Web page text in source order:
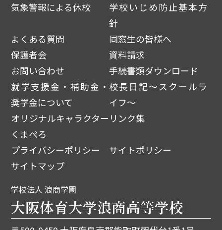
気象警報による休校
学校いじめ防止基本方
針
よくある質問
同窓生の皆様へ
保護者会
資料請求
お問い合わせ
手続書類ダウンロード
就学支援金・補助金・
奨学金について
校長日記～スクールラ
イフ～
オリジナルキャラクター
くまぺろ
リンク集
プライバシーポリシー
サイトポリシー
サイトマップ
学校法人 浪商学園
大阪体育大学浪商高等学校